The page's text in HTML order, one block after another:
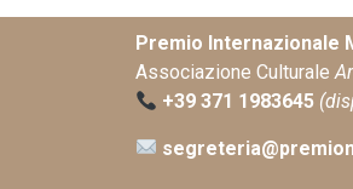
Premio Internazionale
Associazione Culturale
+39 371 1983645